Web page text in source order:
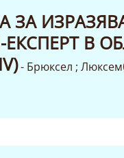
ЗА
В
- Брюксел ;